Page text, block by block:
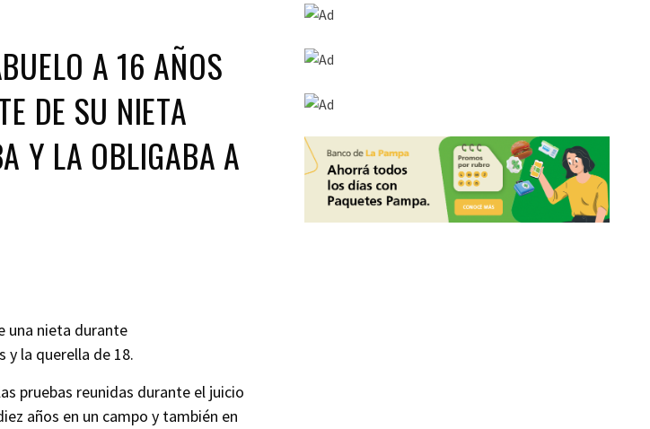
A 16 AÑOS
DE SU NIETA
Y LA OBLIGABA A
una nieta durante
y la querella de 18.
pruebas reunidas durante el juicio
años en un campo y también en